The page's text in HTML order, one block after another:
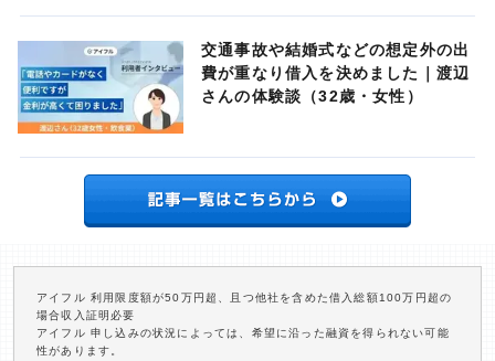
交通事故や結婚式などの想定外の出
費が重なり借入を決めました｜渡辺
さんの体験談（32歳・女性）
アイフル 利用限度額が50万円超、且つ他社を含めた借入総額100万円超の
場合収入証明必要
アイフル 申し込みの状況によっては、希望に沿った融資を得られない可能
性があります。